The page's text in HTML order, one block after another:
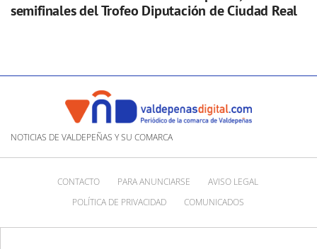
semifinales del Trofeo Diputación de Ciudad Real
NOTICIAS DE VALDEPEÑAS Y SU COMARCA
CONTACTO PARA ANUNCIARSE
AVISO LEGAL
POLÍTICA DE PRIVACIDAD
COMUNICADOS